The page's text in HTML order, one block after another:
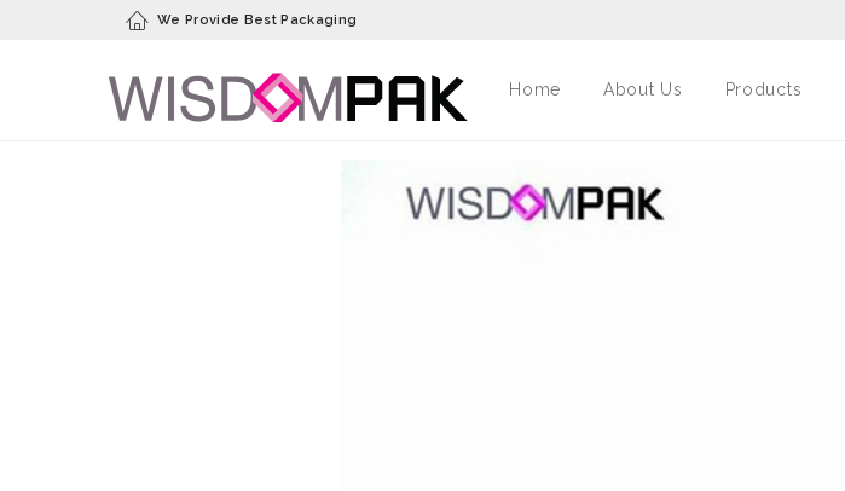
We Provide Best Packaging
Home About Us Products